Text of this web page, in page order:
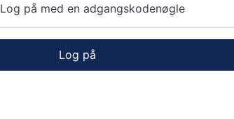
Log på med en adgangskodenøgle
Log på